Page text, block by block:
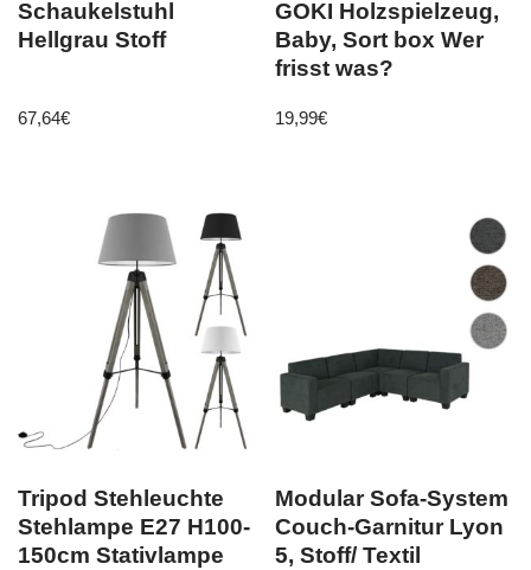
Schaukelstuhl
Hellgrau Stoff
67,64€
GOKI Holzspielzeug,
Baby, Sort box Wer
frisst was?
19,99€
Tripod Stehleuchte
Stehlampe E27 H100-
150cm Stativlampe
Modular Sofa-System
Couch-Garnitur Lyon
5, Stoff/ Textil